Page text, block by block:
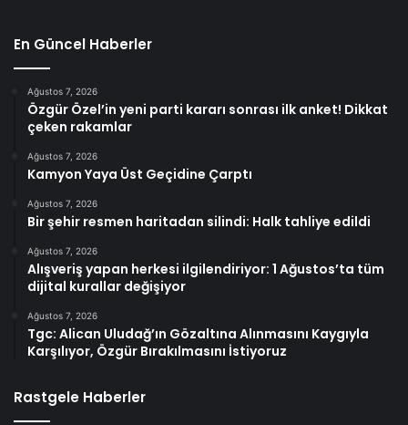
En Güncel Haberler
Ağustos 7, 2026
Özgür Özel’in yeni parti kararı sonrası ilk anket! Dikkat
çeken rakamlar
Ağustos 7, 2026
Kamyon Yaya Üst Geçidine Çarptı
Ağustos 7, 2026
Bir şehir resmen haritadan silindi: Halk tahliye edildi
Ağustos 7, 2026
Alışveriş yapan herkesi ilgilendiriyor: 1 Ağustos’ta tüm
dijital kurallar değişiyor
Ağustos 7, 2026
Tgc: Alican Uludağ’ın Gözaltına Alınmasını Kaygıyla
Karşılıyor, Özgür Bırakılmasını İstiyoruz
Rastgele Haberler